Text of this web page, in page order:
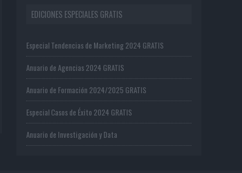
EDICIONES ESPECIALES GRATIS
Especial Tendencias de Marketing 2024 GRATIS
Anuario de Agencias 2024 GRATIS
Anuario de Formación 2024/2025 GRATIS
Especial Casos de Éxito 2024 GRATIS
Anuario de Investigación y Data